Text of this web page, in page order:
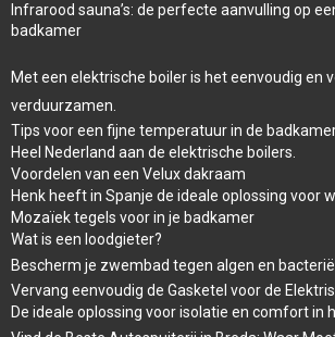
Infrarood sauna’s: de perfecte aanvulling op
badkamer
Met een elektrische boiler is het eenvoudig en
verduurzamen.
Tips voor een fijne temperatuur in de
Heel Nederland aan de elektrische boilers.
Voordelen van een Velux dakraam
Henk heeft in Spanje de ideale oplossing voor
Mozaïek tegels voor in je badkamer
Wat is een loodgieter?
Bescherm je zwembad tegen algen en
Vervang eenvoudig de Gasketel voor de
De ideale oplossing voor isolatie en comfort in